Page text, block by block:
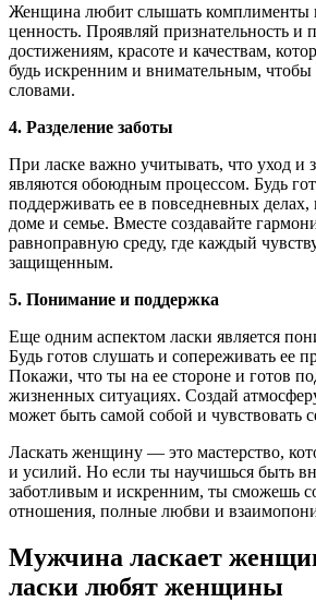
Женщина любит слышать комплименты
ценность. Проявляй признательность и
достижениям, красоте и качествам,
будь искренним и внимательным, чтобы
словами.
4. Разделение заботы
При ласке важно учитывать, что уход и
являются обоюдным процессом. Будь
поддерживать ее в повседневных делах,
доме и семье. Вместе создавайте
равноправную среду, где каждый
защищенным.
5. Понимание и поддержка
Еще одним аспектом ласки является
Будь готов слушать и сопереживать ее
Покажи, что ты на ее стороне и готов
жизненных ситуациях. Создай
может быть самой собой и чувствовать
Ласкать женщину — это мастерство,
и усилий. Но если ты научишься быть
заботливым и искренним, ты сможешь
отношения, полные любви и
Мужчина ласкает
ласки любят женщины